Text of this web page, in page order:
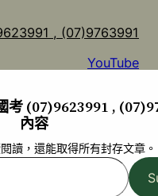
, (07)9763991
YouTube
考 (07)9623991 ,
內容
讀，還能取得所有封存文章。